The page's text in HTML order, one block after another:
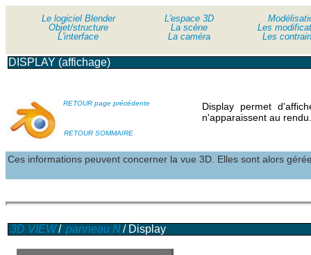
Le logiciel Blender
Objet/structure
L'interface
Le logiciel Blender
Objet/structure
L'interface
L'espace 3D
La scène
La caméra
Les
Les
Display permet
n'apparaissent au rendu.
RETOUR page précédente
RETOUR SOMMAIRE
DISPLAY (affichage)
3D VIEW/ panneau N/ Display
Ces informations peuvent concerner la vue 3D. Elles sont alors